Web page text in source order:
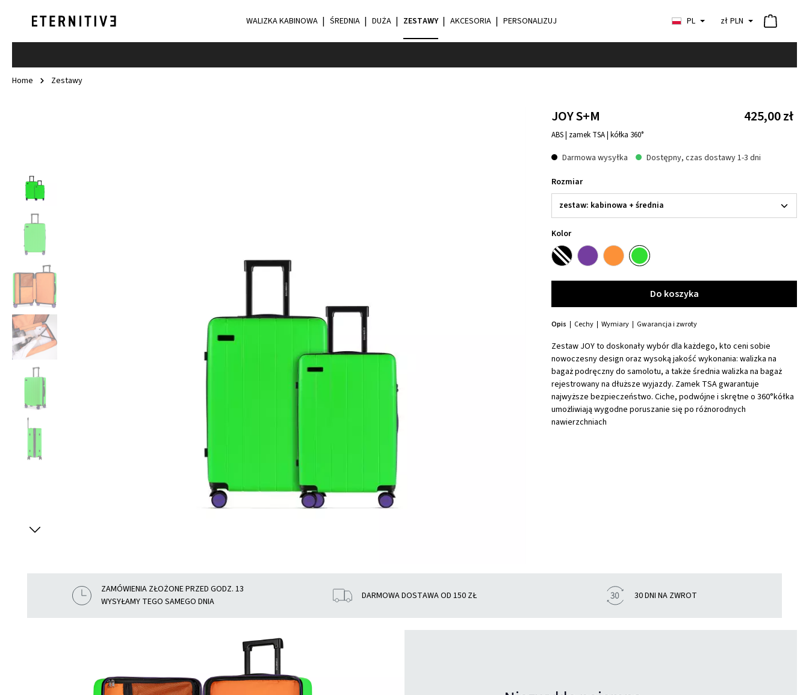
WALIZKA KABINOWA ŚREDNIA DUŻA ZESTAWY AKCESORIA PERSONALIZUJ PL zł PLN
Home Zestawy
JOY S+M
ABS | zamek TSA | kółka 360°
425,00 zł
Darmowa wysyłka
Dostępny, czas dostawy 1-3 dni
Rozmiar
Kolor
Do koszyka
Do koszyka
Opis
Zestaw JOY to doskonały wybór dla każdego, kto ceni sobie
nowoczesny design oraz wysoką jakość wykonania: walizka na
bagaż podręczny do samolotu, a także średnia walizka na bagaż
rejestrowany na dłuższe wyjazdy. Zamek TSA gwarantuje
najwyższe bezpieczeństwo. Ciche, podwójne i skrętne o 360°kółka
umożliwiają wygodne poruszanie się po różnorodnych
nawierzchniach
Cechy Wymiary Gwarancja i zwroty
ZAMÓWIENIA ZŁOŻONE PRZED GODZ. 13
WYSYŁAMY TEGO SAMEGO DNIA
DARMOWA DOSTAWA OD 150 ZŁ 30 DNI NA ZWROT